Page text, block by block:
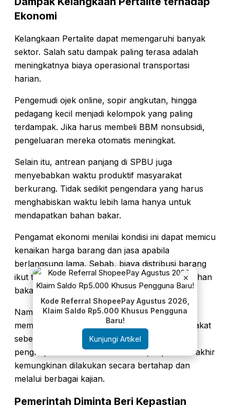
Ekonomi
Kelangkaan Pertalite dapat memengaruhi banyak
sektor. Salah satu dampak paling terasa adalah
meningkatnya biaya operasional transportasi
harian.
Pengemudi ojek online, sopir angkutan, hingga
pedagang kecil menjadi kelompok yang paling
terdampak. Jika harus membeli BBM nonsubsidi,
pengeluaran mereka otomatis meningkat.
Selain itu, antrean panjang di SPBU juga
menyebabkan waktu produktif masyarakat
berkurang. Tidak sedikit pengendara yang harus
menghabiskan waktu lebih lama hanya untuk
mendapatkan bahan bakar.
Pengamat ekonomi menilai kondisi ini dapat memicu
kenaikan harga barang dan jasa apabila
berlangsung lama. Sebab, biaya distribusi barang
ikut terdorong naik akibat perubahan harga bahan
bakar.
Namun, pemerintah diyakini tetap
mempertimbangkan stabilitas ekonomi masyarakat
sebelum mengambil kebijakan besar terkait
penghapusan Pertalite. Karena itu, keputusan akhir
kemungkinan dilakukan secara bertahap dan
melalui berbagai kajian.
Pemerintah Diminta Beri Kepastian
×
Kode Referral ShopeePay Agustus 2026,
Klaim Saldo Rp5.000 Khusus Pengguna
Baru!
Kunjungi Artikel